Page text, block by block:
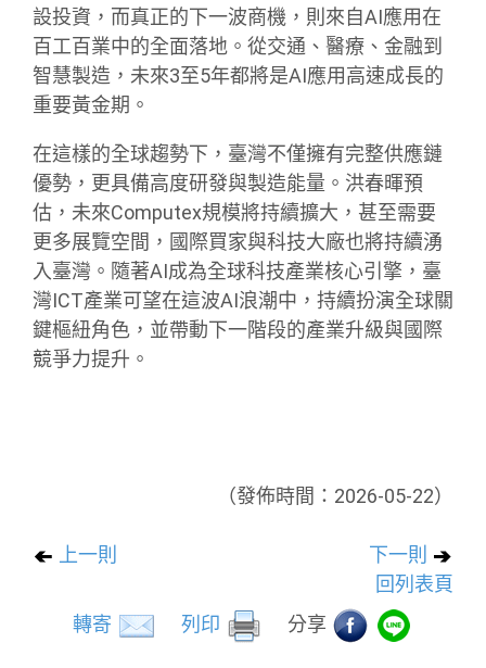
設投資，而真正的下一波商機，則來自AI應用在
百工百業中的全面落地。從交通、醫療、金融到
智慧製造，未來3至5年都將是AI應用高速成長的
重要黃金期。
在這樣的全球趨勢下，臺灣不僅擁有完整供應鏈
優勢，更具備高度研發與製造能量。洪春暉預
估，未來Computex規模將持續擴大，甚至需要
更多展覽空間，國際買家與科技大廠也將持續湧
入臺灣。隨著AI成為全球科技產業核心引擎，臺
灣ICT產業可望在這波AI浪潮中，持續扮演全球關
鍵樞紐角色，並帶動下一階段的產業升級與國際
競爭力提升。
（發佈時間：2026-05-22）
上一則
下一則
回列表頁
轉寄
列印 分享